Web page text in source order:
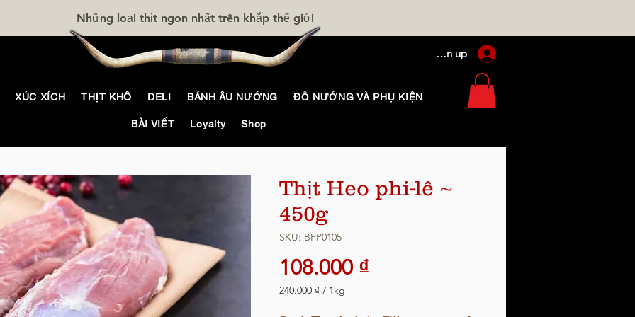
Những loại thịt ngon nhất trên khắp thế giới
Log In / Sign up
XÚC XÍCH THỊT KHÔ DELI BÁNH ÂU NƯỚNG ĐỒ NƯỚNG VÀ PHỤ KIỆN
BÀI VIẾT Loyalty Shop
Thịt Heo phi-lê ~
450g
SKU: BPP0105
108.000 ₫
240.000 ₫ / 1kg